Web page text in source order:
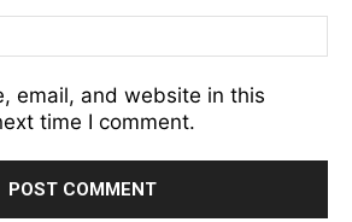
email, and website in this
time I comment.